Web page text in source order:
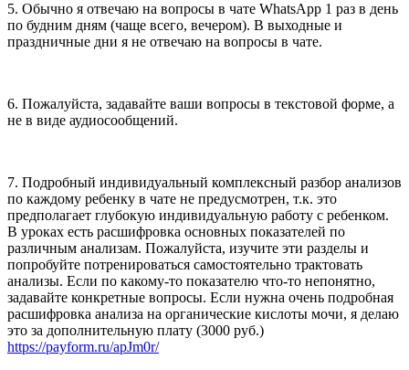
5. Обычно я отвечаю на вопросы в чате WhatsApp 1 раз в день
по будним дням (чаще всего, вечером). В выходные и
праздничные дни я не отвечаю на вопросы в чате.
6. Пожалуйста, задавайте ваши вопросы в текстовой форме, а
не в виде аудиосообщений.
7. Подробный индивидуальный комплексный разбор анализов
по каждому ребенку в чате не предусмотрен, т.к. это
предполагает глубокую индивидуальную работу с ребенком.
В уроках есть расшифровка основных показателей по
различным анализам. Пожалуйста, изучите эти разделы и
попробуйте потренироваться самостоятельно трактовать
анализы. Если по какому-то показателю что-то непонятно,
задавайте конкретные вопросы. Если нужна очень подробная
расшифровка анализа на органические кислоты мочи, я делаю
это за дополнительную плату (3000 руб.)
https://payform.ru/apJm0r/